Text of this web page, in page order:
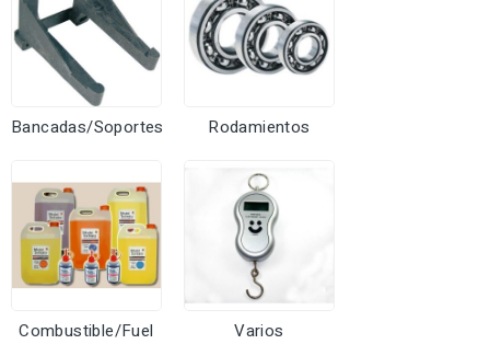
Bancadas/Soportes Rodamientos
Combustible/Fuel Varios